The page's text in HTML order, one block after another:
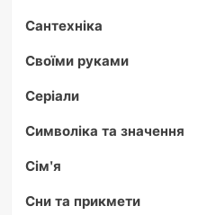
Сантехніка
Своїми руками
Серіали
Символіка та значення
Сім'я
Сни та прикмети